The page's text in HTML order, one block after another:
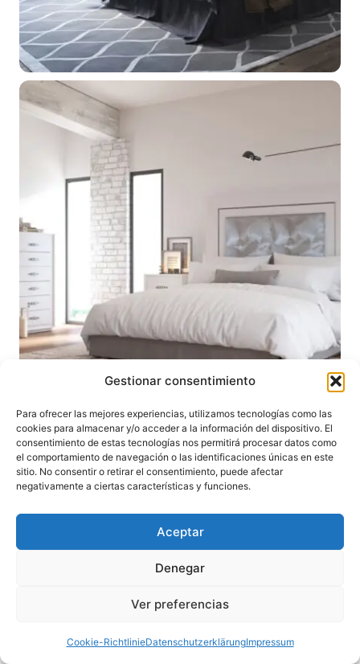
Gestionar consentimiento
Para ofrecer las mejores experiencias, utilizamos tecnologías como las
cookies para almacenar y/o acceder a la información del dispositivo. El
consentimiento de estas tecnologías nos permitirá procesar datos como
el comportamiento de navegación o las identificaciones únicas en este
sitio. No consentir o retirar el consentimiento, puede afectar
negativamente a ciertas características y funciones.
Aceptar
Denegar
Ver preferencias
Cookie-RichtlinieDatenschutzerklärungImpressum